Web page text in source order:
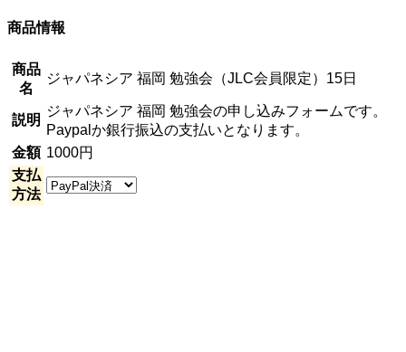
商品情報
商品
名
ジャパネシア 福岡 勉強会（JLC会員限定）15日
説明
ジャパネシア 福岡 勉強会の申し込みフォームです。
Paypalか銀行振込の支払いとなります。
金額 1000円
支払
方法